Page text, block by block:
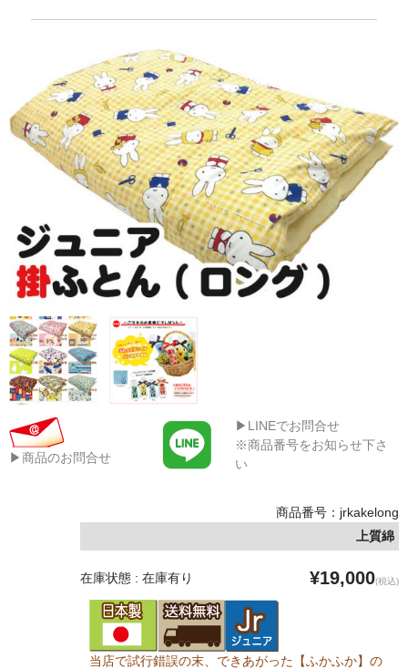
▶商品のお問合せ
▶LINEでお問合せ
※商品番号をお知らせ下さ
い
商品番号：jrkakelong
上質綿
在庫状態 : 在庫有り ¥19,000(税込)
当店で試行錯誤の末、できあがった【ふかふか】の